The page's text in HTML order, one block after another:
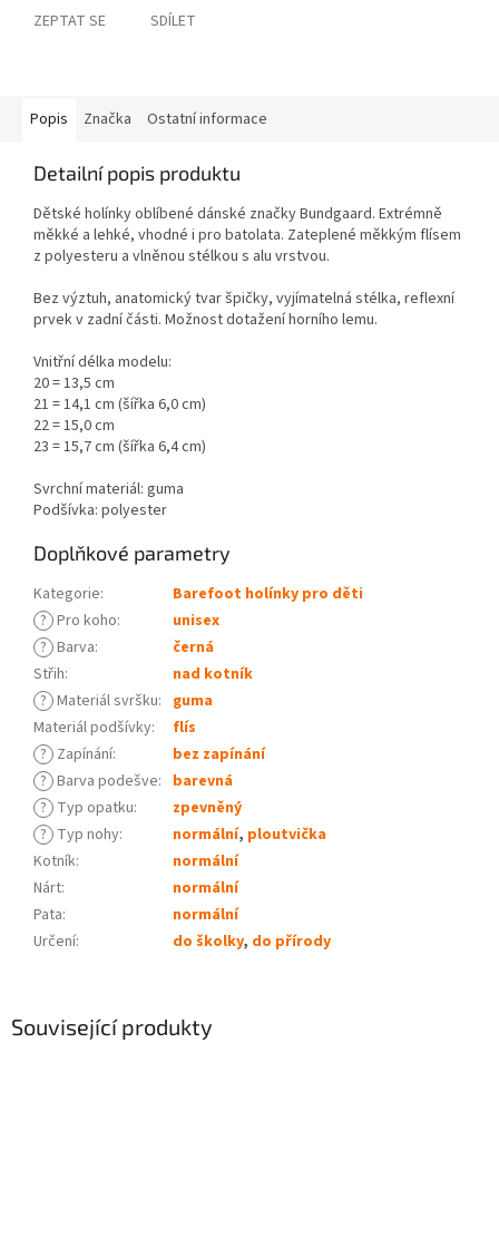
ZEPTAT SE SDÍLET
Související produkty
Popis Značka Ostatní informace
Detailní popis produktu
Dětské holínky oblíbené dánské značky Bundgaard. Extrémně
měkké a lehké, vhodné i pro batolata. Zateplené měkkým flísem
z polyesteru a vlněnou stélkou s alu vrstvou.
Bez výztuh, anatomický tvar špičky, vyjímatelná stélka, reflexní
prvek v zadní části. Možnost dotažení horního lemu.
Vnitřní délka modelu:
20 = 13,5 cm
21 = 14,1 cm (šířka 6,0 cm)
22 = 15,0 cm
23 = 15,7 cm (šířka 6,4 cm)
Svrchní materiál: guma
Podšívka: polyester
Doplňkové parametry
Kategorie:
Barefoot holínky pro děti
? Pro koho:
unisex
? Barva:
černá
Střih:
nad kotník
? Materiál svršku: guma
Materiál podšívky:
flís
? Zapínání:
bez zapínání
? Barva podešve: barevná
? Typ opatku:
zpevněný
? Typ nohy: normální, ploutvička
Kotník:
normální
Nárt:
normální
Pata:
normální
Určení: do školky, do přírody